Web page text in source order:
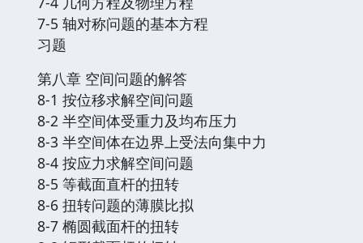
7-5 轴对称问题的基本方程
习题
第八章 空间问题的解答
8-1 按位移求解空间问题
8-2 半空间体受重力及均布压力
8-3 半空间体在边界上受法向集中力
8-4 按应力求解空间问题
8-5 等截面直杆的扭转
8-6 扭转问题的薄膜比拟
8-7 椭圆截面杆的扭转